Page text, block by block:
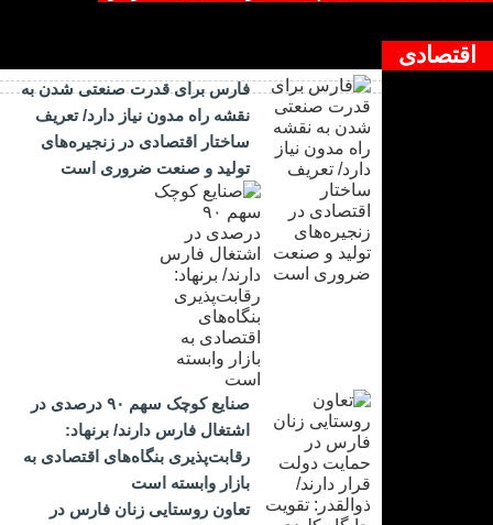
اقتصادی
فارس برای قدرت صنعتی شدن به
نقشه راه مدون نیاز دارد/ تعریف
ساختار اقتصادی در زنجیره‌های
تولید و صنعت ضروری است
صنایع کوچک سهم ۹۰ درصدی در
اشتغال فارس دارند/ برنهاد:
رقابت‌پذیری بنگاه‌های اقتصادی به
بازار وابسته است
تعاون روستایی زنان فارس در